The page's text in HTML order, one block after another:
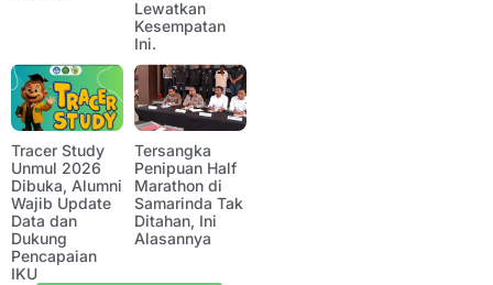
Lewatkan
Kesempatan
Ini.
Tracer Study
Unmul 2026
Dibuka, Alumni
Wajib Update
Data dan
Dukung
Pencapaian
IKU
Tersangka
Penipuan Half
Marathon di
Samarinda Tak
Ditahan, Ini
Alasannya